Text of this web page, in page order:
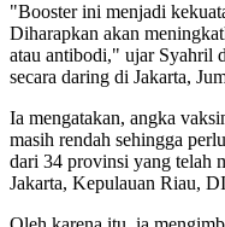
"Booster ini menjadi
Diharapkan akan
atau antibodi," ujar Syahril
secara daring di Jakarta,
Ia mengatakan, angka
masih rendah sehingga
dari 34 provinsi yang telah
Jakarta, Kepulauan Riau,